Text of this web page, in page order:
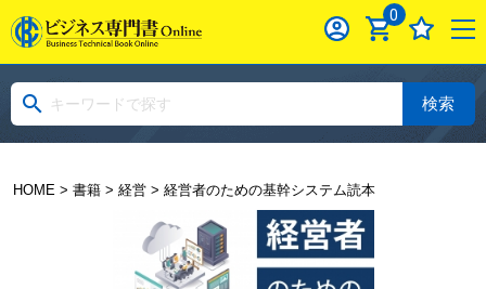
0
検索
HOME> 書籍> 経営> 経営者のための基幹システム読本